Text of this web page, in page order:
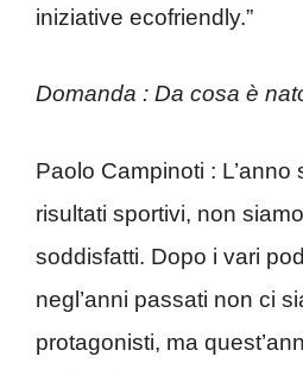
iniziative ecofriendly.”
Domanda : Da cosa è
Paolo Campinoti : L’anno
risultati sportivi, non
soddisfatti. Dopo i vari
negl’anni passati non ci
protagonisti, ma